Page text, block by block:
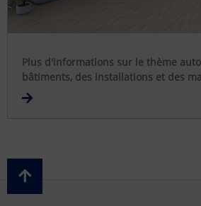
Plus d'informations sur le thème
bâtiments, des installations et des